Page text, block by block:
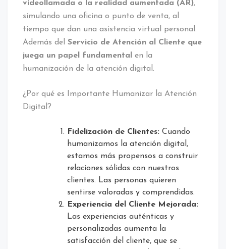
videollamada o la realidad aumentada (AR),
simulando una oficina o punto de venta, al
tiempo que dan una asistencia virtual personal.
Además del Servicio de Atención al Cliente que
juega un papel fundamental en la
humanización de la atención digital.
¿Por qué es Importante Humanizar la Atención
Digital?
Fidelización de Clientes: Cuando
humanizamos la atención digital,
estamos más propensos a construir
relaciones sólidas con nuestros
clientes. Las personas quieren
sentirse valoradas y comprendidas.
Experiencia del Cliente Mejorada:
Las experiencias auténticas y
personalizadas aumenta la
satisfacción del cliente, que se